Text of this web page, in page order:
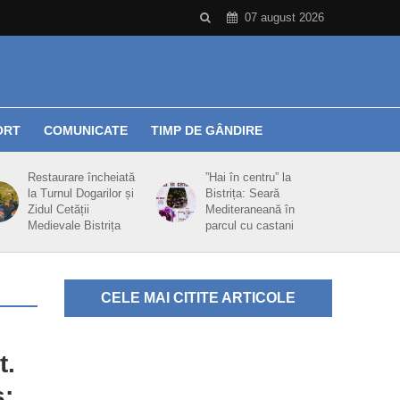
07 august 2026
COMUNICATE TIMP DE GÂNDIRE
Restaurare încheiată
la Turnul Dogarilor și
Zidul Cetății
Medievale Bistrița
”Hai în centru” la
Bistrița: Seară
Mediteraneană în
parcul cu castani
CELE MAI CITITE ARTICOLE